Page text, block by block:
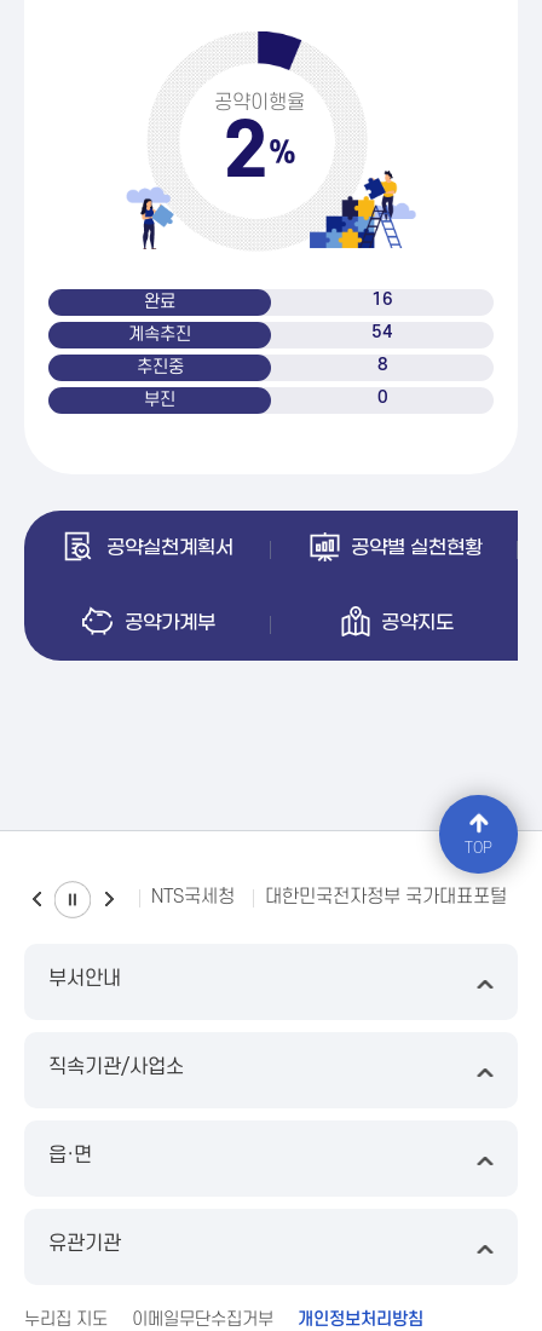
공약이행율
2%
완료
16
계속추진
54
추진중
8
부진
0
공약실천계획서 공약별 실천현황
공약가계부 공약지도
NTS국세청 대한민국전자정부 국가대표포털
부서안내
직속기관/사업소
읍·면
유관기관
누리집 지도 이메일무단수집거부 개인정보처리방침
TOP